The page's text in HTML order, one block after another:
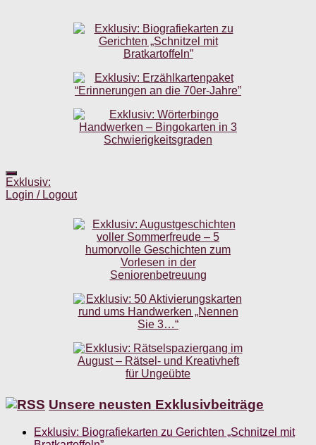
Exklusiv:
Login / Logout
Unsere neusten Exklusivbeiträge
Exklusiv: Biografiekarten zu Gerichten „Schnitzel mit